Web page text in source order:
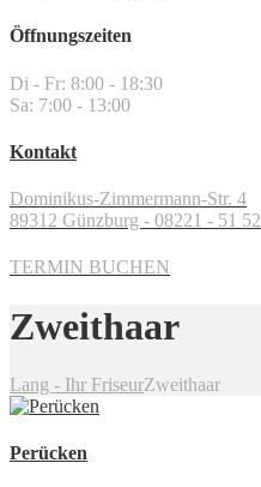
Öffnungszeiten
Di - Fr: 8:00 - 18:30
Sa: 7:00 - 13:00
Kontakt
Dominikus-Zimmermann-Str. 4
89312 Günzburg - 08221 - 51 52
TERMIN BUCHEN
Zweithaar
Lang - Ihr FriseurZweithaar
Perücken